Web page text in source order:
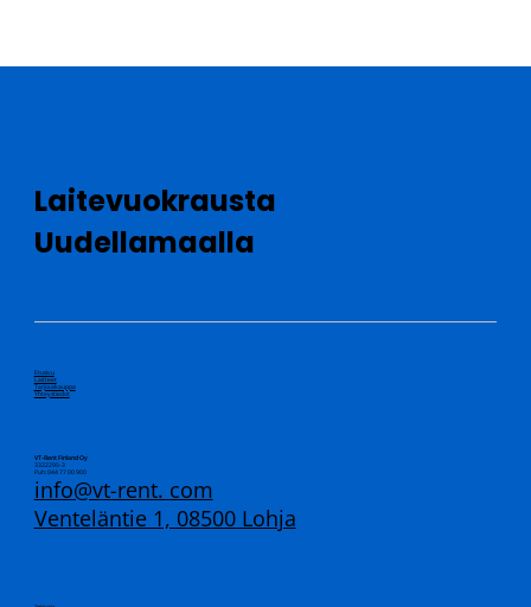
Laitevuokrausta
Uudellamaalla
VT-Rent Finland Oy
3322295-3
Puh: 044 77 00 900
info@vt-rent. com
Venteläntie 1, 08500 Lohja
Etusivu
Laitteet
Tarjouskauppa
Yhteystiedot